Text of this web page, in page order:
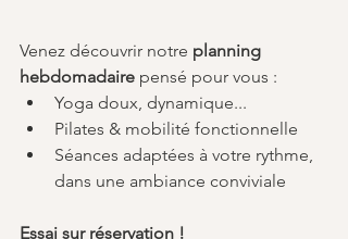
Venez découvrir notre planning
hebdomadaire pensé pour vous :
Yoga doux, dynamique...
Pilates & mobilité fonctionnelle
Séances adaptées à votre rythme,
dans une ambiance conviviale
Essai sur réservation !